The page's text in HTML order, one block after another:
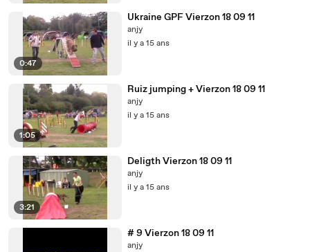
0:47
Ukraine GPF Vierzon 18 09 11
anjy
il y a 15 ans
1:05
Ruiz jumping + Vierzon 18 09 11
anjy
il y a 15 ans
3:21
Deligth Vierzon 18 09 11
anjy
il y a 15 ans
# 9 Vierzon 18 09 11
anjy